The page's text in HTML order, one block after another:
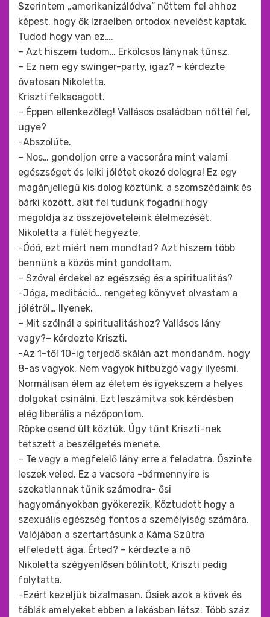
Szerintem „amerikanizálódva” nőttem fel ahhoz
képest, hogy ők Izraelben ortodox nevelést kaptak.
Tudod hogy van ez….
– Azt hiszem tudom… Erkölcsös lánynak tűnsz.
– Ez nem egy swinger-party, igaz? – kérdezte
óvatosan Nikoletta.
Kriszti felkacagott.
– Éppen ellenkezőleg! Vallásos családban nőttél fel,
ugye?
-Abszolúte.
– Nos… gondoljon erre a vacsorára mint valami
egészséget és lelki jólétet okozó dologra! Ez egy
magánjellegű kis dolog köztünk, a szomszédaink és
bárki között, akit fel tudunk fogadni hogy
megoldja az összejöveteleink élelmezését.
Nikoletta a fülét hegyezte.
-Óóó, ezt miért nem mondtad? Azt hiszem több
bennünk a közös mint gondoltam.
– Szóval érdekel az egészség és a spiritualitás?
-Jóga, meditáció… rengeteg könyvet olvastam a
jólétről… Ilyenek.
– Mit szólnál a spiritualitáshoz? Vallásos lány
vagy?– kérdezte Kriszti.
-Az 1-től 10-ig terjedő skálán azt mondanám, hogy
8-as vagyok. Nem vagyok hitbuzgó vagy ilyesmi.
Normálisan élem az életem és igyekszem a helyes
dolgokat csinálni. Ezt leszámítva sok kérdésben
elég liberális a nézőpontom.
Röpke csend ült köztük. Úgy tűnt Kriszti-nek
tetszett a beszélgetés menete.
– Te vagy a megfelelő lány erre a feladatra. Őszinte
leszek veled. Ez a vacsora -bármennyire is
szokatlannak tűnik számodra- ősi
hagyományokban gyökerezik. Köztudott hogy a
szexuális egészség fontos a személyiség számára.
Valójában a szertartásunk a Káma Szútra
elfeledett ága. Érted? – kérdezte a nő
Nikoletta szégyenlősen bólintott, Kriszti pedig
folytatta.
-Ezért kezeljük bizalmasan. Ősiek azok a kövek és
táblák amelyeket ebben a lakásban látsz. Több száz